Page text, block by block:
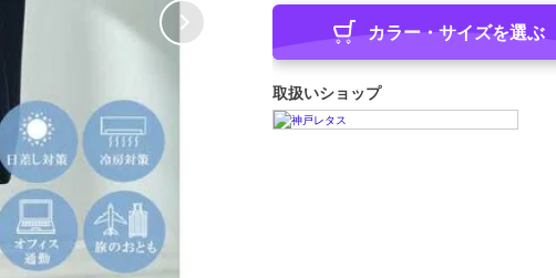
カラー・サイズを選ぶ
取扱いショップ